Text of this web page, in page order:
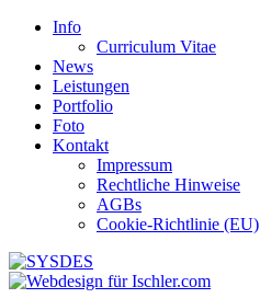
Info
Curriculum Vitae
News
Leistungen
Portfolio
Foto
Kontakt
Impressum
Rechtliche Hinweise
AGBs
Cookie-Richtlinie (EU)